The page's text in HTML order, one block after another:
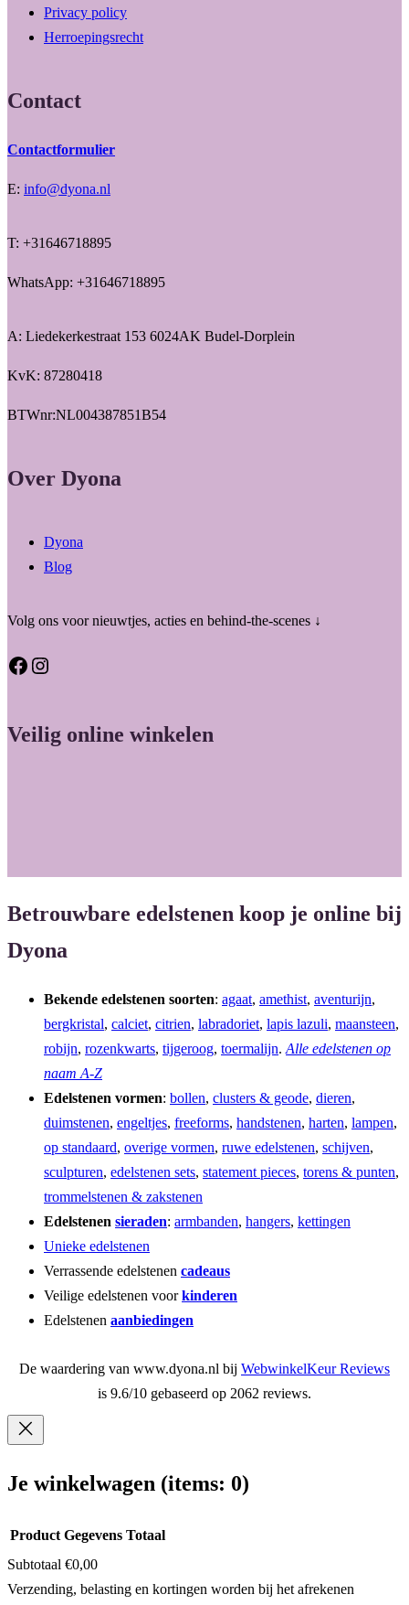
Privacy policy
Herroepingsrecht
Contact
Contactformulier
E: info@dyona.nl
T: +31646718895
WhatsApp: +31646718895
A: Liedekerkestraat 153 6024AK Budel-Dorplein
KvK: 87280418
BTWnr:NL004387851B54
Over Dyona
Dyona
Blog
Volg ons voor nieuwtjes, acties en behind-the-scenes ↓
Facebook Instagram
Veilig online winkelen
Betrouwbare edelstenen koop je online bij
Dyona
Bekende edelstenen soorten: agaat, amethist, aventurijn,
bergkristal, calciet, citrien, labradoriet, lapis lazuli, maansteen,
robijn, rozenkwarts, tijgeroog, toermalijn. Alle edelstenen op
naam A-Z
Edelstenen vormen: bollen, clusters & geode, dieren,
duimstenen, engeltjes, freeforms, handstenen, harten, lampen,
op standaard, overige vormen, ruwe edelstenen, schijven,
sculpturen, edelstenen sets, statement pieces, torens & punten,
trommelstenen & zakstenen
Edelstenen sieraden: armbanden, hangers, kettingen
Unieke edelstenen
Verrassende edelstenen cadeaus
Veilige edelstenen voorkinderen
Edelstenen aanbiedingen
De waardering van www.dyona.nl bij WebwinkelKeur Reviews
is 9.6/10 gebaseerd op 2062 reviews.
Je winkelwagen (items: 0)
Producten
Product Gegevens Totaal
Subtotaal €0,00
Verzending, belasting en kortingen worden bij het afrekenen